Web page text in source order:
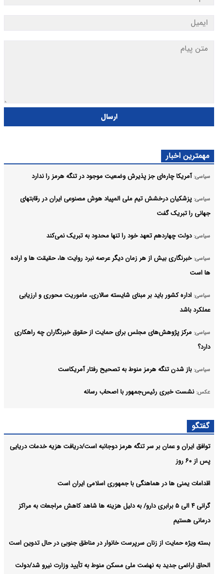
ارسال
مهمترین اخبار
سیاسی: آمریکا چاره‌ای جز پذیرش وضعیت موجود در تنگه هرمز را ندارد
سیاسی: پزشکیان درخشش تیم ملی المپیاد هوش مصنوعی ایران در رقابتهای
جهانی را تبریک گفت
سیاسی: دولت چهاردهم تعهد خود را تنها محدود به تبریک نمی‌کند
سیاسی: خبرنگاری بیش از هر زمان دیگر عرصه نبرد روایت ها، حقیقت ها و اراده
ها است
سیاسی: اداره کشور باید بر مبنای شایسته سالاری، ماموریت محوری و ارزیابی
عملکرد باشد
سیاسی: مرکز پژوهش‌های مجلس برای حمایت از حقوق خبرنگاران چه راهکاری
دارد؟
سیاسی: باز شدن تنگه هرمز منوط به تصحیح رفتار آمریکاست
عکس: نشست خبری رئیس‌جمهور با اصحاب رسانه
است
سیاسی: طرح «نجوا» میراث ماندگار شهید نصیرزاده در تربیت نخبگان ولایی است
گفتگو
توافق ایران و عمان بر سر تنگه هرمز دوجانبه است/دریافت هزیه خدمات دریایی
پس از ۶۰ روز
اقدامات یمنی ها در هماهنگی با جمهوری اسلامی ایران است
گرانی ۴ الی ۵ برابری دارو/ به دلیل هزینه ها شاهد کاهش مراجعات به مراکز
درمانی هستیم
بسته ویژه حمایت از زنان سرپرست خانوار در مناطق جنوبی در حال تدوین است
الحاق اراضی جدید به نهضت ملی مسکن منوط به تأیید وزارت نیرو شد/دولت